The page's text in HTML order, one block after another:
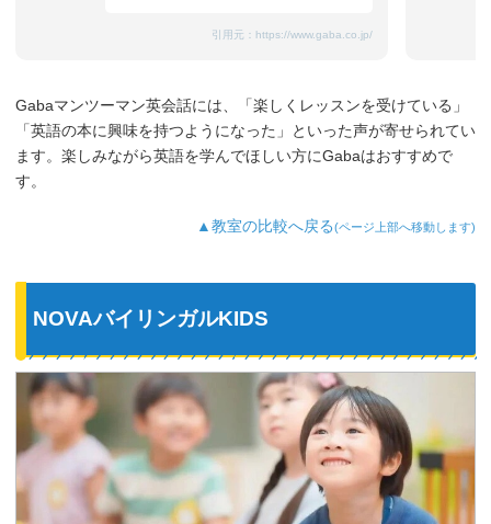
引用元： https://www.gaba.co.jp/
Gabaマンツーマン英会話には、「楽しくレッスンを受けている」
「英語の本に興味を持つようになった」といった声が寄せられてい
ます。楽しみながら英語を学んでほしい方にGabaはおすすめで
す。
▲教室の比較へ戻る(ページ上部へ移動します)
NOVAバイリンガルKIDS